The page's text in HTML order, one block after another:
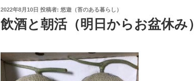
投
稿
日:
2022年8月10日 投稿者: 悠遊（苔のある暮らし）
飲酒と朝活（明日からお盆休み）